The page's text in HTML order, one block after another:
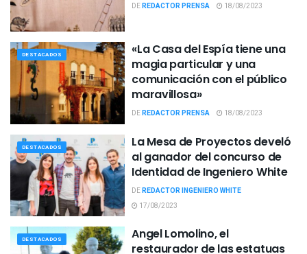
DEREDACTOR PRENSA 18/08/2023
DESTACADOS
«La Casa del Espía tiene una
magia particular y una
comunicación con el público
maravillosa»
DEREDACTOR PRENSA 18/08/2023
DESTACADOS
La Mesa de Proyectos develó
al ganador del concurso de
Identidad de Ingeniero White
DEREDACTOR INGENIERO WHITE
17/08/2023
DESTACADOS
Angel Lomolino, el
restaurador de las estatuas